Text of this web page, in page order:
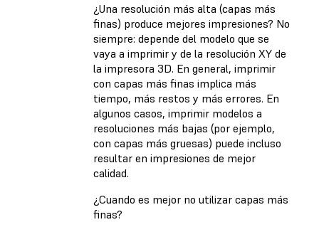
¿Una resolución más alta (capas más
finas) produce mejores impresiones? No
siempre: depende del modelo que se
vaya a imprimir y de la resolución XY de
la impresora 3D. En general, imprimir
con capas más finas implica más
tiempo, más restos y más errores. En
algunos casos, imprimir modelos a
resoluciones más bajas (por ejemplo,
con capas más gruesas) puede incluso
resultar en impresiones de mejor
calidad.
¿Cuando es mejor no utilizar capas más
finas?